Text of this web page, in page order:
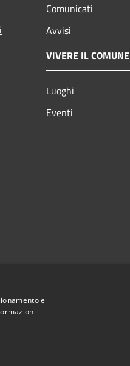
Comunicati
Avvisi
VIVERE IL COMUNE
Luoghi
Eventi
e